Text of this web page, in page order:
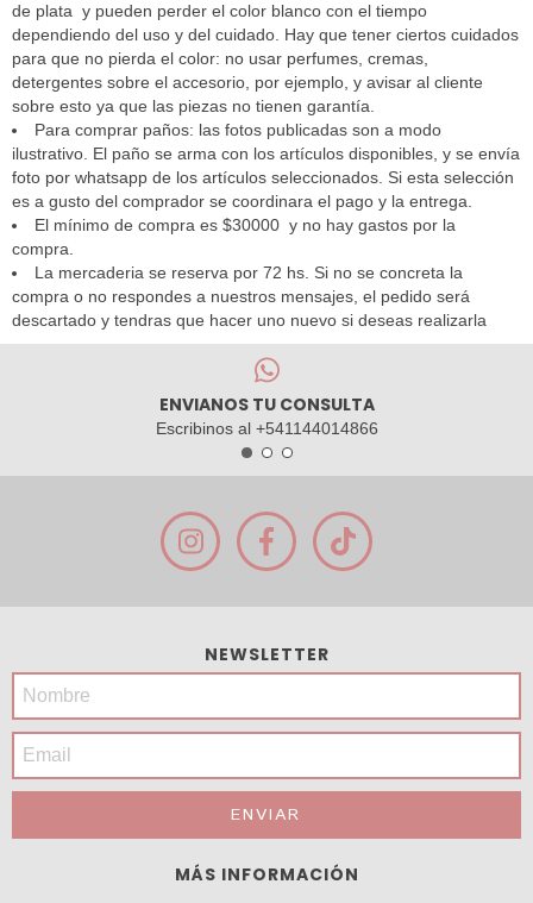
de plata y pueden perder el color blanco con el tiempo
dependiendo del uso y del cuidado. Hay que tener ciertos cuidados
para que no pierda el color: no usar perfumes, cremas,
detergentes sobre el accesorio, por ejemplo, y avisar al cliente
sobre esto ya que las piezas no tienen garantía.
Para comprar paños: las fotos publicadas son a modo
ilustrativo. El paño se arma con los artículos disponibles, y se envía
foto por whatsapp de los artículos seleccionados. Si esta selección
es a gusto del comprador se coordinara el pago y la entrega.
El mínimo de compra es $30000 y no hay gastos por la
compra.
La mercaderia se reserva por 72 hs. Si no se concreta la
compra o no respondes a nuestros mensajes, el pedido será
descartado y tendras que hacer uno nuevo si deseas realizarla
ENVIANOS TU CONSULTA
Escribinos al +541144014866
NEWSLETTER
MÁS INFORMACIÓN